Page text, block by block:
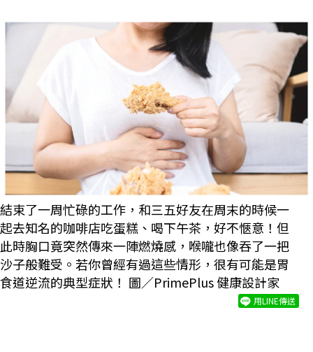
結束了一周忙碌的工作，和三五好友在周末的時候一
起去知名的咖啡店吃蛋糕、喝下午茶，好不愜意！但
此時胸口竟突然傳來一陣燃燒感，喉嚨也像吞了一把
沙子般難受。若你曾經有過這些情形，很有可能是胃
食道逆流的典型症狀！ 圖／PrimePlus 健康設計家
用LINE傳送